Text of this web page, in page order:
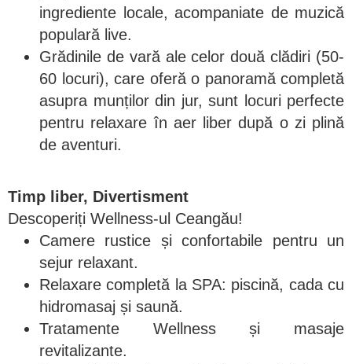
ingrediente locale, acompaniate de muzică
populară live.
Grădinile de vară ale celor două clădiri (50-
60 locuri), care oferă o panoramă completă
asupra munților din jur, sunt locuri perfecte
pentru relaxare în aer liber după o zi plină
de aventuri.
Timp liber, Divertisment
Descoperiți Wellness-ul Ceangău!
Camere rustice și confortabile pentru un
sejur relaxant.
Relaxare completă la SPA: piscină, cada cu
hidromasaj și saună.
Tratamente Wellness și masaje
revitalizante.